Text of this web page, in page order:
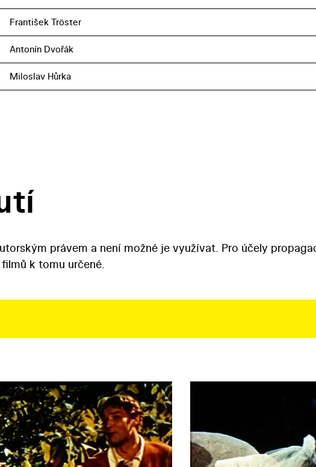
František Tröster
Antonín Dvořák
Miloslav Hůrka
právem a není možné je využívat. Pro účely
k tomu určené.